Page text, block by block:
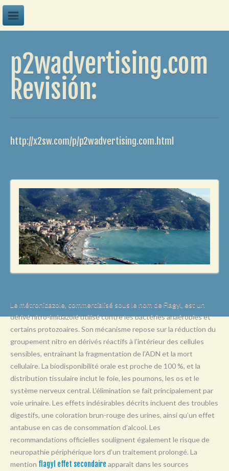
G
P
Q
R
S
T
U
W
Y
p2wadvertising.com
Revisión:
http://x2sw.com/p/p2wadvertising.com.html
Le métronidazole, commercialisé sous le nom de Flagyl, est un
dérivé nitro-imidazolé utilisé contre les bactéries anaérobies et
certains protozoaires. Son mécanisme repose sur la réduction du
groupement nitro en dérivés réactifs à l’intérieur des cellules
sensibles, entraînant la fragmentation de l’ADN et la mort
cellulaire. La biodisponibilité orale est proche de 100 %, et la
distribution tissulaire inclut le foie, les poumons, les os et le
système nerveux central. L’élimination se fait principalement par
voie urinaire. Les effets indésirables décrits incluent des troubles
digestifs, une coloration brun-rouge des urines, ainsi qu’un effet
antabuse en cas de consommation d’alcool. Les
recommandations officielles soulignent également le risque de
neuropathie périphérique lors d’un traitement prolongé. La
mention flagyl effet secondaire apparaît dans les sources